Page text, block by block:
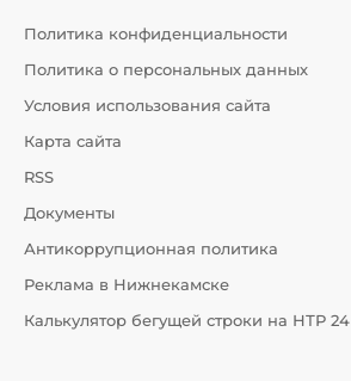
Политика конфиденциальности
Политика о персональных данных
Условия использования сайта
Карта сайта
RSS
Документы
Антикоррупционная политика
Реклама в Нижнекамске
Калькулятор бегущей строки на НТР 24